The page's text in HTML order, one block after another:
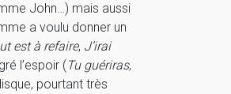
John…) mais aussi
a voulu donner un
est à refaire, J’irai
l’espoir (Tu guériras,
pourtant très